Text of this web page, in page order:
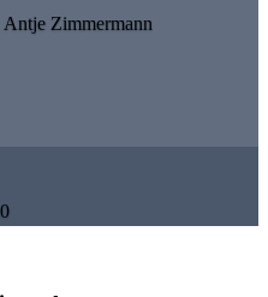
Zimmermann